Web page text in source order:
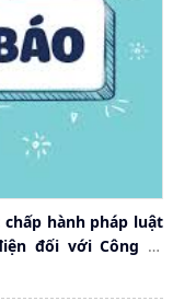
hành pháp luật
đối với Công ty